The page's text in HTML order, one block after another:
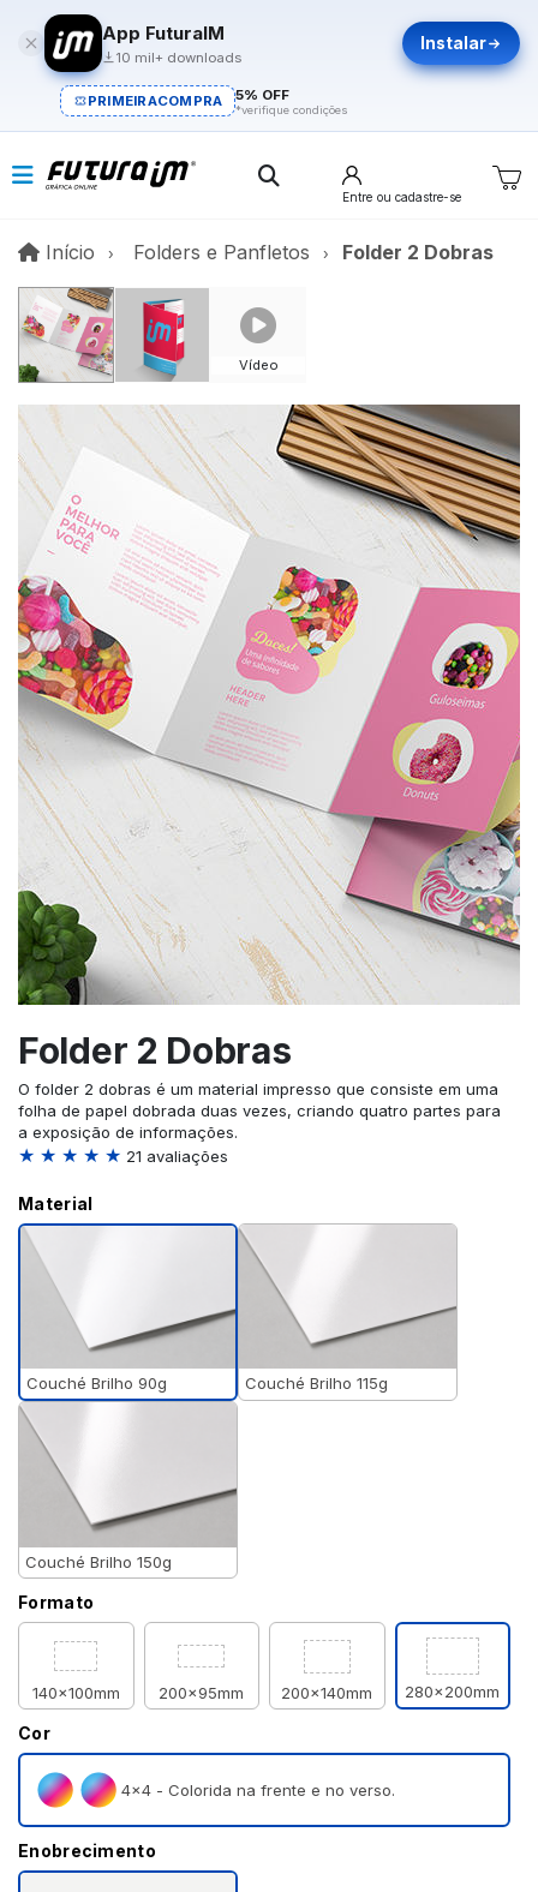
App FuturaIM
10 mil+ downloads
Instalar
PRIMEIRACOMPRA 5% OFF
*verifique condições
Entre ou cadastre-se
Início InícioFolders e Panfletos Folder 2 Dobras
Vídeo
Folder 2 Dobras
O folder 2 dobras é um material impresso que consiste em uma
folha de papel dobrada duas vezes, criando quatro partes para
a exposição de informações.
★ ★ ★ ★ ★ 21 avaliações
Material
Couché Brilho 90g Couché Brilho 115g
Couché Brilho 150g
Formato
140x100mm 200x95mm 200x140mm 280x200mm
Cor
4×4 - Colorida na frente e no verso.
Enobrecimento